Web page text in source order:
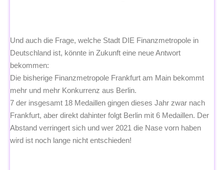
Und auch die Frage, welche Stadt DIE Finanzmetropole in
Deutschland ist, könnte in Zukunft eine neue Antwort
bekommen:
Die bisherige Finanzmetropole Frankfurt am Main bekommt
mehr und mehr Konkurrenz aus Berlin.
7 der insgesamt 18 Medaillen gingen dieses Jahr zwar nach
Frankfurt, aber direkt dahinter folgt Berlin mit 6 Medaillen. Der
Abstand verringert sich und wer 2021 die Nase vorn haben
wird ist noch lange nicht entschieden!